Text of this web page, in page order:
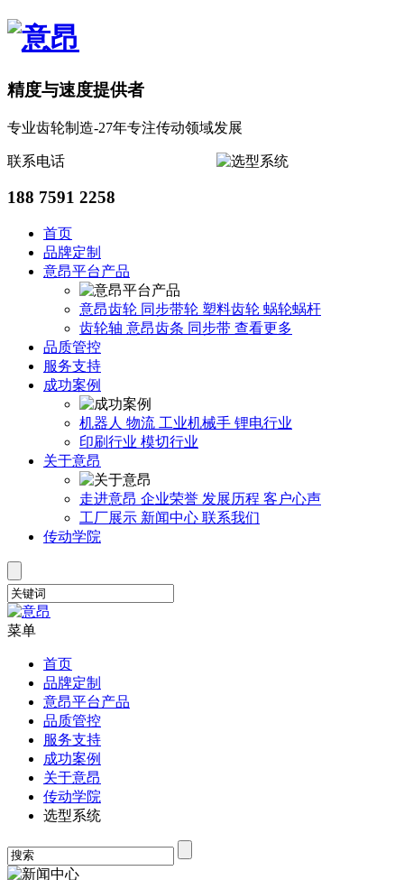
精度与速度提供者
专业齿轮制造-27年专注传动领域发展
联系电话
188 7591 2258
首页
品牌定制
意昂平台产品
意昂齿轮 同步带轮 塑料齿轮 蜗轮蜗杆
齿轮轴 意昂齿条 同步带 查看更多
品质管控
服务支持
成功案例
机器人 物流 工业机械手 锂电行业
印刷行业 模切行业
关于意昂
走进意昂 企业荣誉 发展历程 客户心声
工厂展示 新闻中心 联系我们
传动学院
菜单
首页
品牌定制
意昂平台产品
品质管控
服务支持
成功案例
关于意昂
传动学院
选型系统